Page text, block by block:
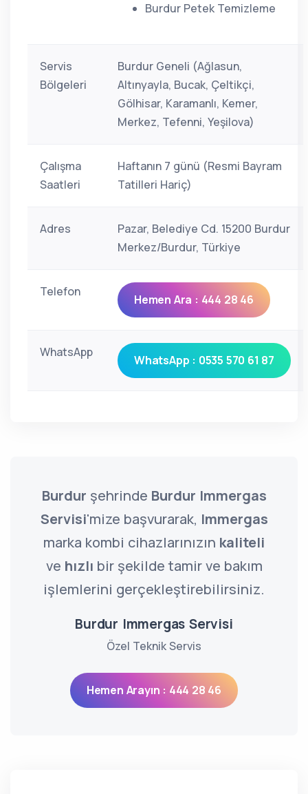
Burdur Petek Temizleme
Servis
Bölgeleri
Burdur Geneli (Ağlasun,
Altınyayla, Bucak, Çeltikçi,
Gölhisar, Karamanlı, Kemer,
Merkez, Tefenni, Yeşilova)
Çalışma
Saatleri
Haftanın 7 günü (Resmi Bayram
Tatilleri Hariç)
Adres
Pazar, Belediye Cd. 15200 Burdur
Merkez/Burdur, Türkiye
Telefon
Hemen Ara : 444 28 46
WhatsApp
WhatsApp : 0535 570 61 87
Burdur şehrinde Burdur Immergas
Servisi'mize başvurarak, Immergas
marka kombi cihazlarınızın kaliteli
ve hızlı bir şekilde tamir ve bakım
işlemlerini gerçekleştirebilirsiniz.
Burdur Immergas Servisi
Özel Teknik Servis
Hemen Arayın : 444 28 46